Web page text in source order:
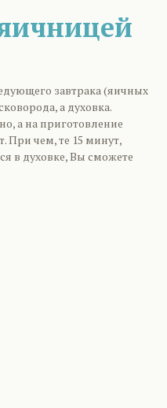
завтрака (яичных
а духовка.
а на приготовление
При чем, те 15 минут,
в духовке, Вы сможете